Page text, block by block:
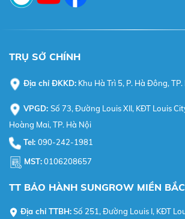
TRỤ SỞ CHÍNH
Địa chỉ ĐKKD: Khu Hà Trì 5, P. Hà Đông,
VPGD: Số 73, Đường Louis XII, KĐT Louis
Hoàng Mai, TP. Hà Nội
Tel: 090-242-1981
MST:0106208657
TT BẢO HÀNH SUNGROW MIỀN BẮC
Địa chỉ TTBH:Số 251, Đường Louis I, KĐT